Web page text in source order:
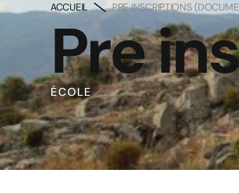
ACCUEIL PRE INSCRIPTIONS
Pre
ÉCOLE